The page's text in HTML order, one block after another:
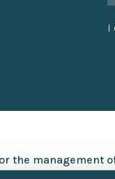
I
the management
5 – 25050